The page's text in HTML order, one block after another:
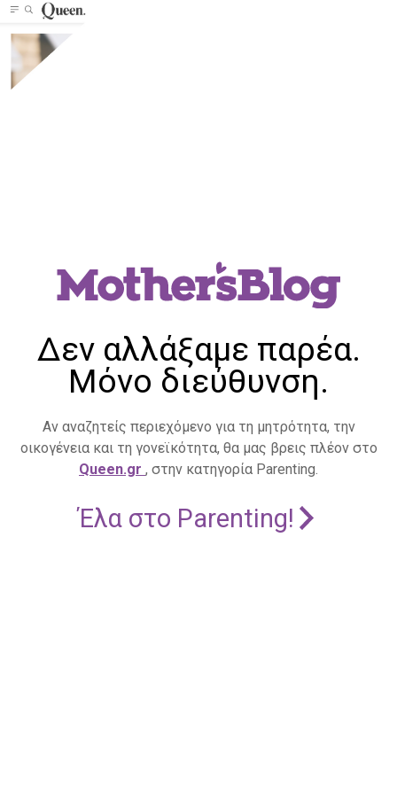
Δεν αλλάξαμε παρέα.
Μόνο διεύθυνση.
Αν αναζητείς περιεχόμενο για τη μητρότητα, την
οικογένεια και τη γονεϊκότητα, θα μας βρεις πλέον στο
Queen.gr , στην κατηγορία Parenting.
Έλα στο Parenting!